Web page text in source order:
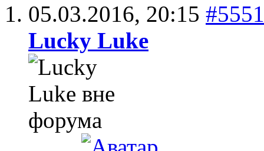
05.03.2016, 20:15 #5551
Lucky Luke